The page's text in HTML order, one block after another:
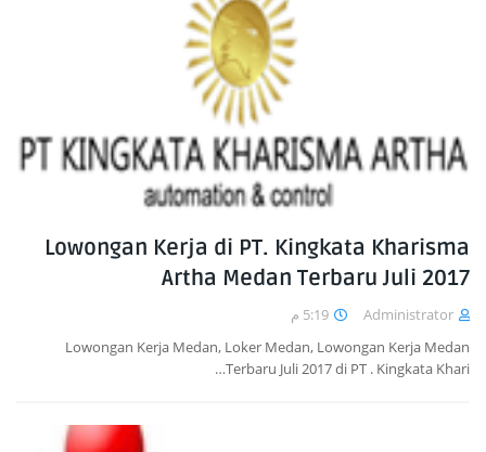
Lowongan Kerja di PT. Kingkata Kharisma
Artha Medan Terbaru Juli 2017
Administrator
5:19 م
Lowongan Kerja Medan, Loker Medan, Lowongan Kerja Medan
Terbaru Juli 2017 di PT . Kingkata Khari…